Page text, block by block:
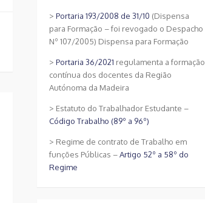
> Portaria 193/2008 de 31/10 (Dispensa
para Formação – foi revogado o Despacho
Nº 107/2005) Dispensa para Formação
> Portaria 36/2021 regulamenta a formação
contínua dos docentes da Região
Autónoma da Madeira
> Estatuto do Trabalhador Estudante –
Código Trabalho (89º a 96º)
> Regime de contrato de Trabalho em
funções Públicas –Artigo 52º a 58º do
Regime